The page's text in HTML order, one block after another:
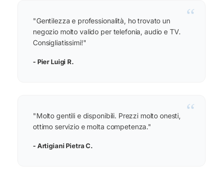
“
"Gentilezza e professionalità, ho trovato un
negozio molto valido per telefonia, audio e TV.
Consigliatissimi!"
- Pier Luigi R.
“
"Molto gentili e disponibili. Prezzi molto onesti,
ottimo servizio e molta competenza."
- Artigiani Pietra C.